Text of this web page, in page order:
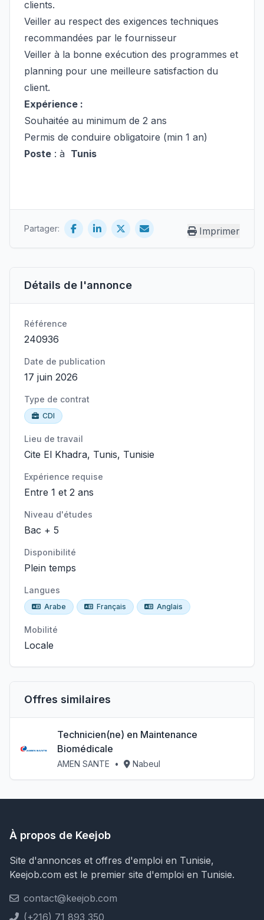
Détails de l'annonce
Référence
240936
Date de publication
17 juin 2026
Type de contrat
CDI
Lieu de travail
Cite El Khadra, Tunis, Tunisie
Expérience requise
Entre 1 et 2 ans
Niveau d'études
Bac + 5
Disponibilité
Plein temps
Langues
Arabe Français Anglais
Mobilité
Locale
Offres similaires
Technicien(ne) en Maintenance
Biomédicale
AMEN SANTE • Nabeul
clients.
Veiller au respect des exigences techniques
recommandées par le fournisseur
Veiller à la bonne exécution des programmes et
planning pour une meilleure satisfaction du
client.
Expérience :
Souhaitée au minimum de 2 ans
Permis de conduire obligatoire (min 1 an)
Poste : à Tunis
Partager: Imprimer
À propos de Keejob
Site d'annonces et offres d'emploi en Tunisie,
Keejob.com est le premier site d'emploi en Tunisie.
contact@keejob.com
(+216) 71 893 350